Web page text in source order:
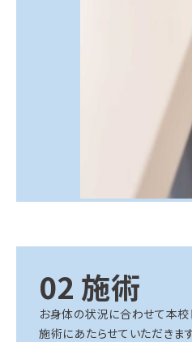
02 施術
お身体の状況に合わせて本
施術にあたらせていただきます